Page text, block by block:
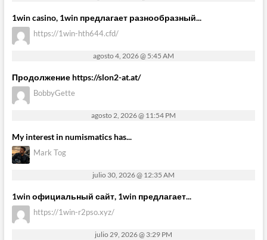
1win casino, 1win предлагает разнообразный...
https://1win-hth644.cfd/
agosto 4, 2026 @ 5:45 AM
Продолжение https://slon2-at.at/
BobbyGette
agosto 2, 2026 @ 11:54 PM
My interest in numismatics has...
Mark Tog
julio 30, 2026 @ 12:35 AM
1win официальный сайт, 1win предлагает...
https://1win-r2pso.xyz/
julio 29, 2026 @ 3:29 PM